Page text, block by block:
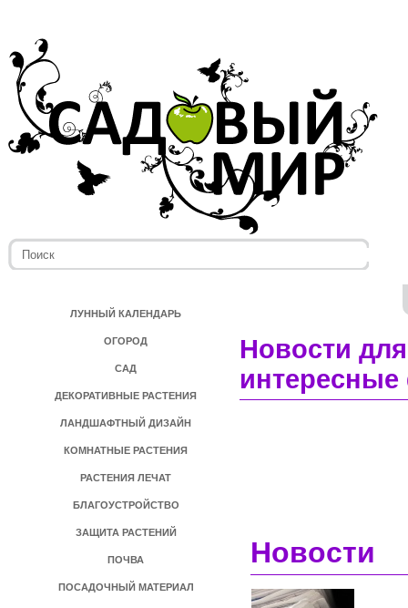
ЛУННЫЙ КАЛЕНДАРЬ
ОГОРОД
САД
ДЕКОРАТИВНЫЕ РАСТЕНИЯ
ЛАНДШАФТНЫЙ ДИЗАЙН
КОМНАТНЫЕ РАСТЕНИЯ
РАСТЕНИЯ ЛЕЧАТ
БЛАГОУСТРОЙСТВО
ЗАЩИТА РАСТЕНИЙ
ПОЧВА
ПОСАДОЧНЫЙ МАТЕРИАЛ
Новости
Новости